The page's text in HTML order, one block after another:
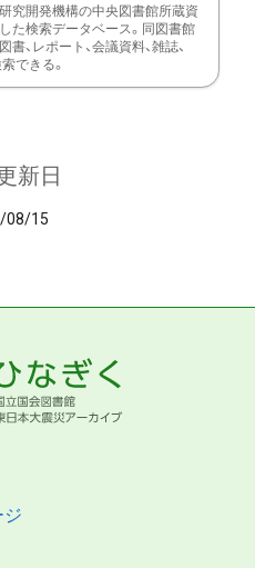
究開発機構の中央図書館所蔵資
た検索データベース。同図書館
書、レポート、会議資料、雑誌、
できる。
新日
08/15